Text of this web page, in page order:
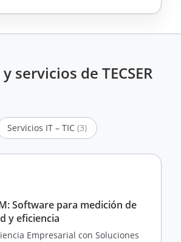
servicios de TECSER
Servicios IT – TIC (3)
Software para medición de
y eficiencia
Empresarial con Soluciones